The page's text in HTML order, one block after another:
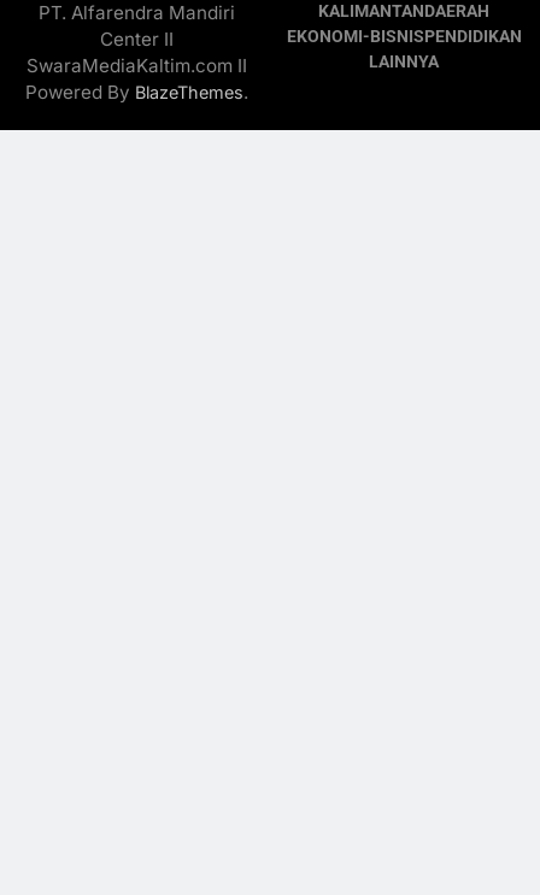
PT. Alfarendra Mandiri
Center II
SwaraMediaKaltim.com II
Powered By BlazeThemes.
KALIMANTANDAERAH
EKONOMI-BISNISPENDIDIKAN
LAINNYA